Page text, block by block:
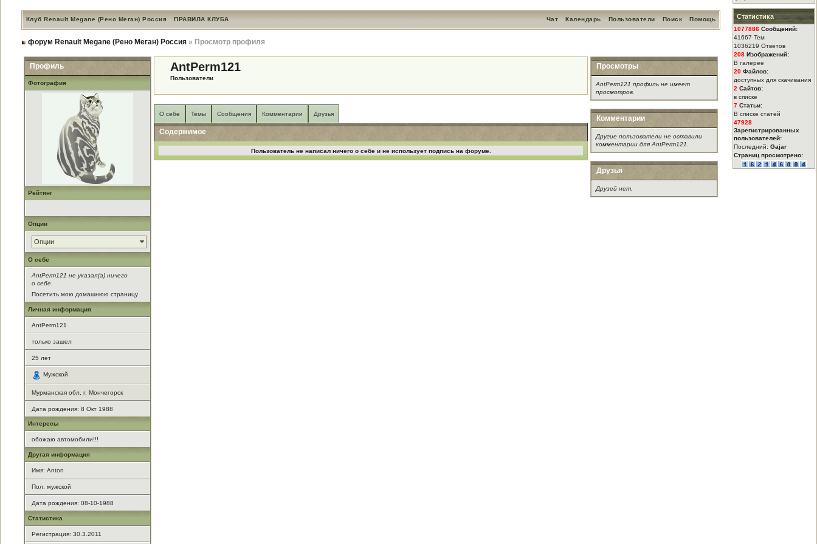
Клуб Renault Megane (Рено Меган) Россия ПРАВИЛА КЛУБА Помощь
Поиск
Пользователи
Календарь
Чат
форум Renault Megane (Рено Меган) Россия» Просмотр профиля
Профиль
Фотография
Рейтинг
Опции
Опции
О себе
AntPerm121 не указал(а) ничего
о себе.
Посетить мою домашнюю страницу
Личная информация
AntPerm121
только зашел
25 лет
Мужской
Мурманская обл, г. Мончегорск
Дата рождения: 8 Окт 1988
Интересы
обожаю автомобили!!!
Другая информация
Имя: Anton
Пол: мужской
Дата рождения: 08-10-1988
Статистика
Регистрация: 30.3.2011
AntPerm121
Пользователи
О себе Темы Сообщения Комментарии Друзья
Содержимое
Пользователь не написал ничего о себе и не использует подпись на форуме.
Просмотры
AntPerm121 профиль не имеет
просмотров.
Комментарии
Другие пользователи не оставили
комментарии для AntPerm121.
Друзья
Друзей нет.
Статистика
1077886 Сообщений:
41667 Тем
1036219 Ответов
208 Изображений:
В галерее
20 Файлов:
доступных для скачивания
2 Сайтов:
в списке
7 Статьи:
В списке статей
47928
Зарегистрированных
пользователей:
Последний: Gajar
Страниц просмотрено: